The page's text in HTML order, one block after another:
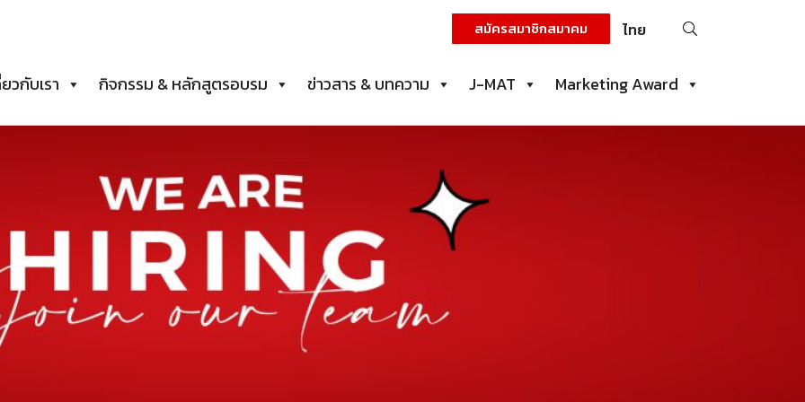
สมัครสมาชิกสมาคม ไทย
ค้นหา
วกับเรา
กิจกรรม & หลักสูตรอบรม ข่าวสาร & บทความ J-MAT Marketing Award